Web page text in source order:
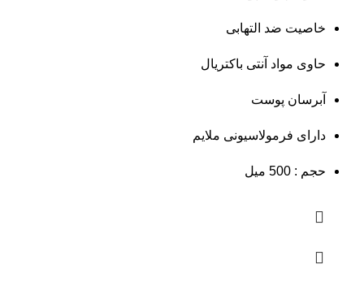
خاصیت ضد التهابی
حاوی مواد آنتی باکتریال
آبرسان پوست
دارای فرمولاسیونی ملایم
حجم : 500 میل